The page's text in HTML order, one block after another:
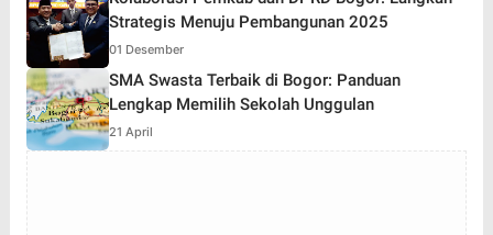
Strategis Menuju Pembangunan 2025
01 Desember
SMA Swasta Terbaik di Bogor: Panduan
Lengkap Memilih Sekolah Unggulan
21 April